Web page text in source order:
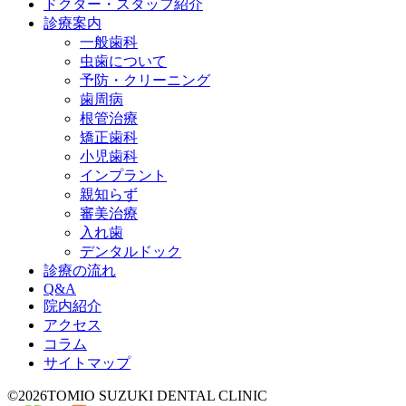
ドクター・スタッフ紹介
診療案内
一般歯科
虫歯について
予防・クリーニング
歯周病
根管治療
矯正歯科
小児歯科
インプラント
親知らず
審美治療
入れ歯
デンタルドック
診療の流れ
Q&A
院内紹介
アクセス
コラム
サイトマップ
©2026TOMIO SUZUKI DENTAL CLINIC